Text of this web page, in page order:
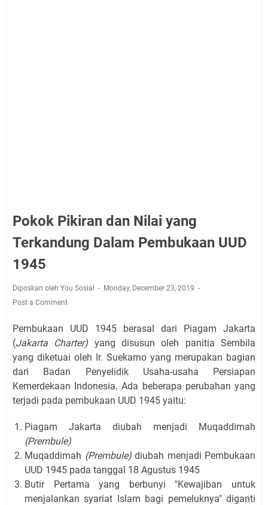
Pokok Pikiran dan Nilai yang
Terkandung Dalam Pembukaan UUD
1945
Diposkan oleh You Sosial
Monday, December 23, 2019
Post a Comment
Pembukaan UUD 1945 berasal dari Piagam Jakarta
(Jakarta Charter) yang disusun oleh panitia Sembila
yang diketuai oleh Ir. Suekarno yang merupakan bagian
dari Badan Penyelidik Usaha-usaha Persiapan
Kemerdekaan Indonesia. Ada beberapa perubahan yang
terjadi pada pembukaan UUD 1945 yaitu:
Piagam Jakarta diubah menjadi Muqaddimah
(Prembule)
Muqaddimah (Prembule)diubah menjadi Pembukaan
UUD 1945 pada tanggal 18 Agustus 1945
Butir Pertama yang berbunyi "Kewajiban untuk
menjalankan syariat Islam bagi pemeluknya" diganti